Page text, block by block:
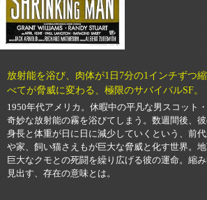
放射能を浴び、肉体が1日7分の1インチずつ
べてが脅威に変わる、極限のサバイバルSF。
1950年代アメリカ。休暇中の平凡な男スコット
奇妙な放射能の霧を浴びてしまう。数週間後、彼
身長と体重が日に日に減少していくという、前
や家、飼い猫さえもが巨大な脅威と化す世界。地
巨大なクモとの死闘を繰り広げる彼の運命。縮
見出す、存在の意味とは。